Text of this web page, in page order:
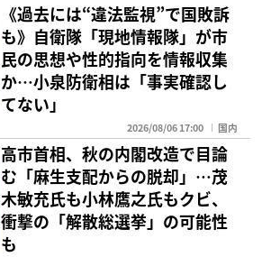
《過去には“違法監視”で国敗訴
も》自衛隊「現地情報隊」が市
民の思想や性的指向を情報収集
か…小泉防衛相は「事実確認し
てない」
2026/08/06 17:00 国内
高市首相、秋の内閣改造で目論
む「麻生支配からの脱却」…茂
木敏充氏も小林鷹之氏もクビ、
衝撃の「解散総選挙」の可能性
も